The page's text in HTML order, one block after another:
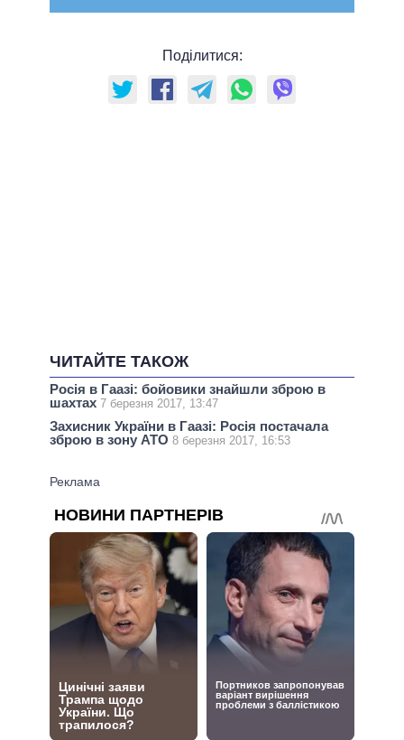
Поділитися:
ЧИТАЙТЕ ТАКОЖ
Росія в Гаазі: бойовики знайшли зброю в
шахтах 7 березня 2017, 13:47
Захисник України в Гаазі: Росія постачала
зброю в зону АТО 8 березня 2017, 16:53